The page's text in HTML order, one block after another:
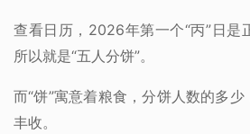
查看日历，2026年第一个“丙”日是
所以就是“五人分饼”。
而“饼”寓意着粮食，分饼人数的多
丰收。